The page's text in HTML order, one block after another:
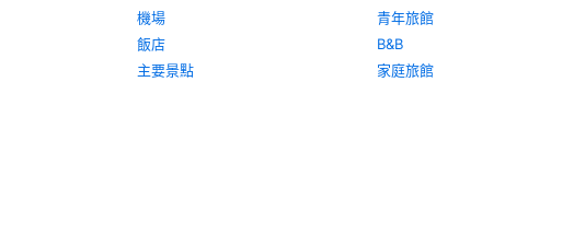
機場
飯店
主要景點
青年旅館
B&B
家庭旅館